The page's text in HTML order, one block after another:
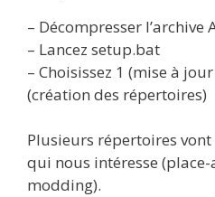
– Décompresser l’archive
– Lancez setup.bat
– Choisissez 1 (mise à
(création des répertoires)
Plusieurs répertoires
qui nous intéresse
modding).